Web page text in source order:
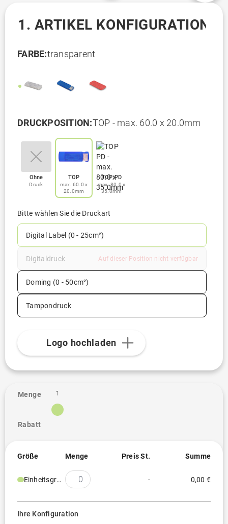
1. ARTIKEL KONFIGURATION
FARBE:transparent
DRUCKPOSITION:TOP - max. 60.0 x 20.0mm
Ohne
Druck
TOP
max. 60.0 x
20.0mm
TOP PD
max. 80.0 x
35.0mm
Bitte wählen Sie die Druckart
Digital Label (0 - 25cm²)
Digitaldruck Auf dieser Position nicht verfügbar
Doming (0 - 50cm²)
Tampondruck
Logo hochladen
Menge
Rabatt
1
Größe Menge Preis St. Summe
Einheitsgröße - 0,00 €
Ihre Konfiguration